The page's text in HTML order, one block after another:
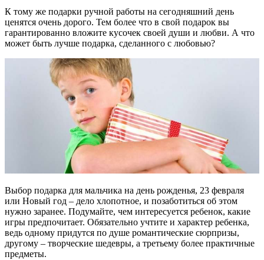
К тому же подарки ручной работы на сегодняшний день
ценятся очень дорого. Тем более что в свой подарок вы
гарантированно вложите кусочек своей души и любви. А что
может быть лучше подарка, сделанного с любовью?
Выбор подарка для мальчика на день рожденья, 23 февраля
или Новый год – дело хлопотное, и позаботиться об этом
нужно заранее. Подумайте, чем интересуется ребенок, какие
игры предпочитает. Обязательно учтите и характер ребенка,
ведь одному придутся по душе романтические сюрпризы,
другому – творческие шедевры, а третьему более практичные
предметы.